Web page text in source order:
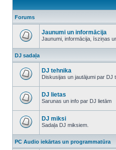
Forums
unread
posts
Jaunumi un informācija
Jaunumi, informācija, īsziņas
DJ sadaļa
unread
posts
DJ tehnika
Diskusijas un jautājumi par DJ
unread
posts
DJ lietas
Sarunas un info par DJ lietām
unread
posts
DJ miksi
Sadaļa DJ miksiem.
PC Audio iekārtas un programmatūra